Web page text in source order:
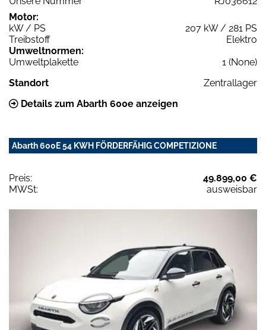
Motor:
kW / PS
207 kW / 281 PS
Treibstoff
Elektro
Umweltnormen:
Umweltplakette
1 (None)
Standort
Zentrallager
Details zum Abarth 600e anzeigen
Abarth 600E 54 KWH FÖRDERFÄHIG COMPETIZIONE
Preis:
49.899,00 €
MWSt:
ausweisbar